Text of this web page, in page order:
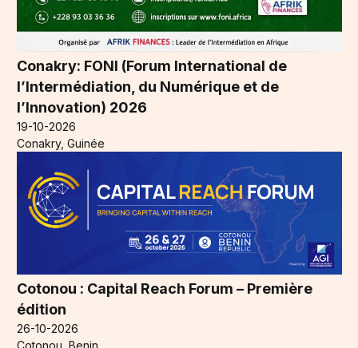
Conakry: FONI (Forum International de
l’Intermédiation, du Numérique et de
l’Innovation) 2026
19-10-2026
Conakry, Guinée
Cotonou : Capital Reach Forum – Première
édition
26-10-2026